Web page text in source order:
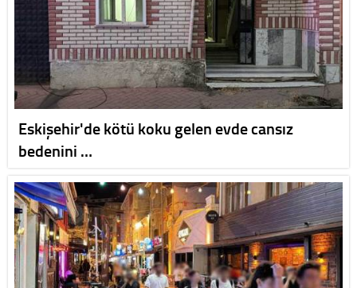
Eskişehir'de kötü koku gelen evde cansız
bedenini …